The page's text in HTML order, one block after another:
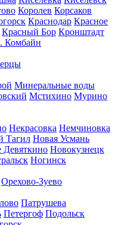
Королев Корсаков
Краснодар Красное
Красный Бор Кронштадт
Комбайн
Минеральные воды
Мстихино Мурино
Некрасовка Немчиновка
Тагил Новая Усмань
Девяткино Новокузнецк
Ногинск
Орехово-Зуево
Патрушева
Петергоф Подольск